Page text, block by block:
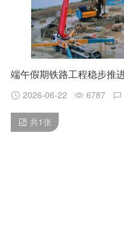
端午假期铁路工程稳步推
2026-06-22 6787
共1 张